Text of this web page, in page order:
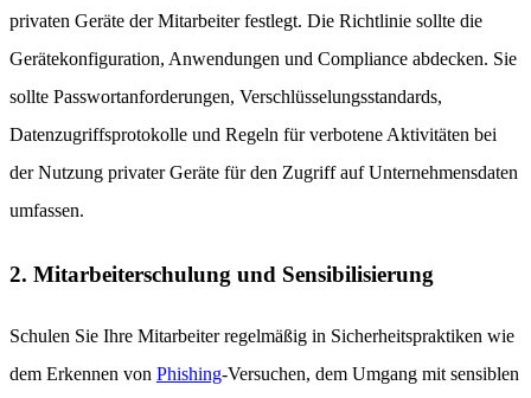
privaten Geräte der Mitarbeiter festlegt. Die Richtlinie sollte die
Gerätekonfiguration, Anwendungen und Compliance abdecken. Sie
sollte Passwortanforderungen, Verschlüsselungsstandards,
Datenzugriffsprotokolle und Regeln für verbotene Aktivitäten bei
der Nutzung privater Geräte für den Zugriff auf Unternehmensdaten
umfassen.
2. Mitarbeiterschulung und Sensibilisierung
Schulen Sie Ihre Mitarbeiter regelmäßig in Sicherheitspraktiken wie
dem Erkennen von Phishing-Versuchen, dem Umgang mit sensiblen